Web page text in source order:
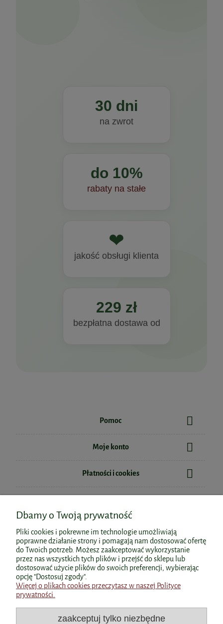
30 dni
na zwrot
do 10%
rabaty na stałe
❤
jakość obsługi klienta
229 zł
bezpłatna dostawa od
Pomoc
Moje konto
Płatności i cookies
O nas
Polecane kategorie
Dbamy o Twoją prywatność
Pliki cookies i pokrewne im technologie umożliwiają
poprawne działanie strony i pomagają nam dostosować ofertę
do Twoich potrzeb. Możesz zaakceptować wykorzystanie
przez nas wszystkich tych plików i przejść do sklepu lub
dostosować użycie plików do swoich preferencji, wybierając
opcję "Dostosuj zgody".
Więcej o plikach cookies przeczytasz w naszej Polityce
prywatności.
zaakceptuj tylko niezbędne